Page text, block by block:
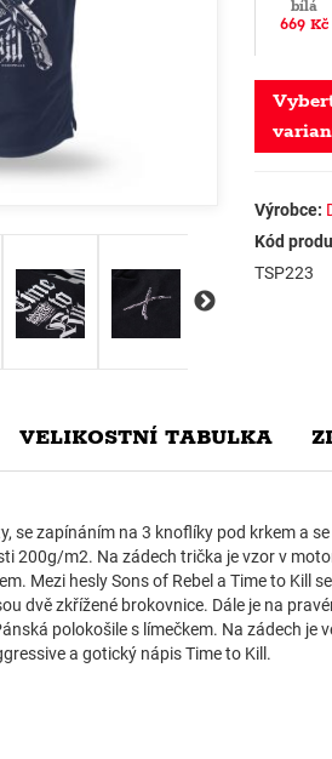
bílá
669 Kč
Výrobce:
Kód
TSP223
VELIKOSTNÍ TABULKA
se zapínáním na 3 knoflíky pod krkem a
200g/m2. Na zádech trička je vzor v
Mezi hesly Sons of Rebel a Time to Kill
dvě zkřížené brokovnice. Dále je na
polokošile s límečkem. Na zádech je
a gotický nápis Time to Kill.